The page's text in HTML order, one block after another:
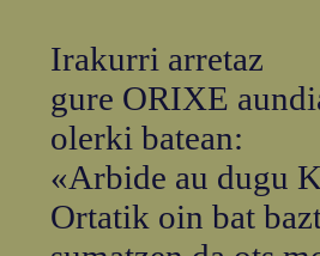
Irakurri arretaz
gure ORIXE
olerki batean:
«Arbide au dugu
Ortatik oin bat